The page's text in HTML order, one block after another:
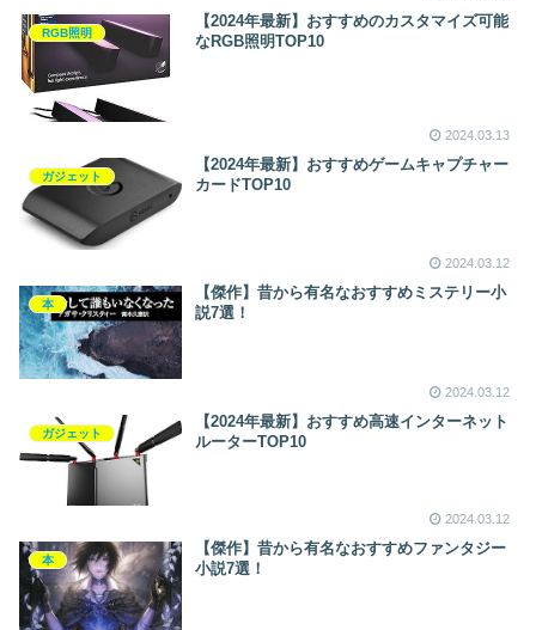
RGB照明
【2024年最新】おすすめのカスタマイズ可能
なRGB照明TOP10
2024.03.13
ガジェット
【2024年最新】おすすめゲームキャプチャー
カードTOP10
2024.03.12
本
【傑作】昔から有名なおすすめミステリー小
説7選！
2024.03.12
ガジェット
【2024年最新】おすすめ高速インターネット
ルーターTOP10
2024.03.12
本
【傑作】昔から有名なおすすめファンタジー
小説7選！